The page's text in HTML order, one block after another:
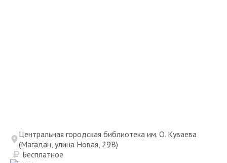
Центральная городская библиотека им. О. Куваева
(Магадан, улица Новая, 29В)
Бесплатное